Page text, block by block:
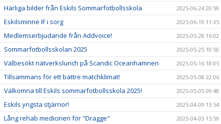
Härliga bilder från Eskils Sommarfotbollsskola 2025-06-24 20:59
Eskilsminne IF i sorg 2025-06-19 11:35
Medlemserbjudande från Addvoice! 2025-05-28 16:02
Sommarfotbollsskolan 2025 2025-05-25 10:50
Välbesökt nätverkslunch på Scandic Oceanhamnen 2025-05-16 18:05
Tillsammans för ett bättre matchklimat! 2025-05-08 22:06
Välkomna till Eskils sommarfotbollsskola 2025! 2025-05-05 09:48
Eskils yngsta stjärnor! 2025-04-09 13:54
Lång rehab medicinen för "Dragge" 2025-04-03 15:59